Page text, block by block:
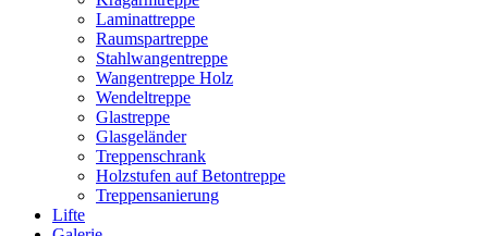
Laminattreppe
Raumspartreppe
Stahlwangentreppe
Wangentreppe Holz
Wendeltreppe
Glastreppe
Glasgeländer
Treppenschrank
Holzstufen auf Betontreppe
Treppensanierung
Lifte